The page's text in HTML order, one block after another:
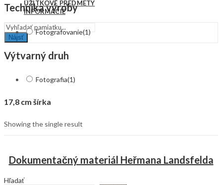
ÚŽITKOVÉ PREDMETY
INFORMÁCIE
Nájsť
Technika výroby
Fotografovanie(1)
Výtvarný druh
Fotografia(1)
17,8 cm šírka
Showing the single result
Dokumentačný materiál Heřmana Landsfelda
Hľadať